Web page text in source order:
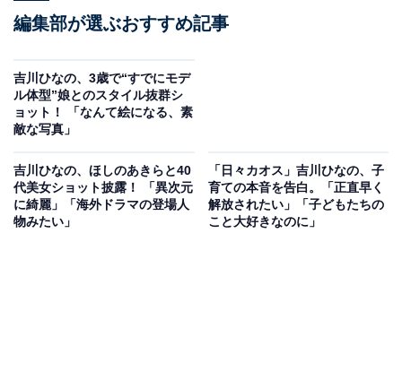
編集部が選ぶおすすめ記事
吉川ひなの、3歳で“すでにモデ
ル体型”娘とのスタイル抜群シ
ョット！ 「なんて絵になる、素
敵な写真」
吉川ひなの、ほしのあきらと40
代美女ショット披露！ 「異次元
に綺麗」「海外ドラマの登場人
物みたい」
「日々カオス」吉川ひなの、子
育ての本音を告白。「正直早く
解放されたい」「子どもたちの
こと大好きなのに」